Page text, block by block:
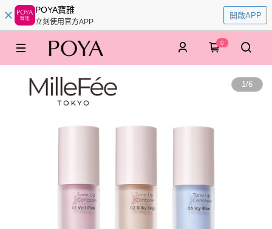
POYA寶雅
立刻使用官方APP
開啟APP
0
1/6